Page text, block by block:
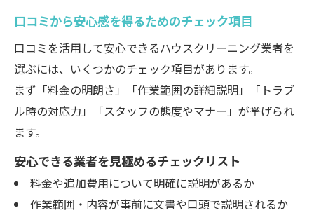
口コミから安心感を得るためのチェック項目
口コミを活用して安心できるハウスクリーニング業者を
選ぶには、いくつかのチェック項目があります。
まず「料金の明朗さ」「作業範囲の詳細説明」「トラブ
ル時の対応力」「スタッフの態度やマナー」が挙げられ
ます。
安心できる業者を見極めるチェックリスト
料金や追加費用について明確に説明があるか
作業範囲・内容が事前に文書や口頭で説明されるか